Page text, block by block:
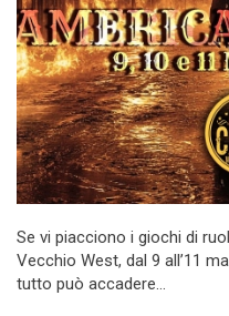
Se vi piacciono i giochi di
Vecchio West, dal 9 all’11
tutto può accadere…